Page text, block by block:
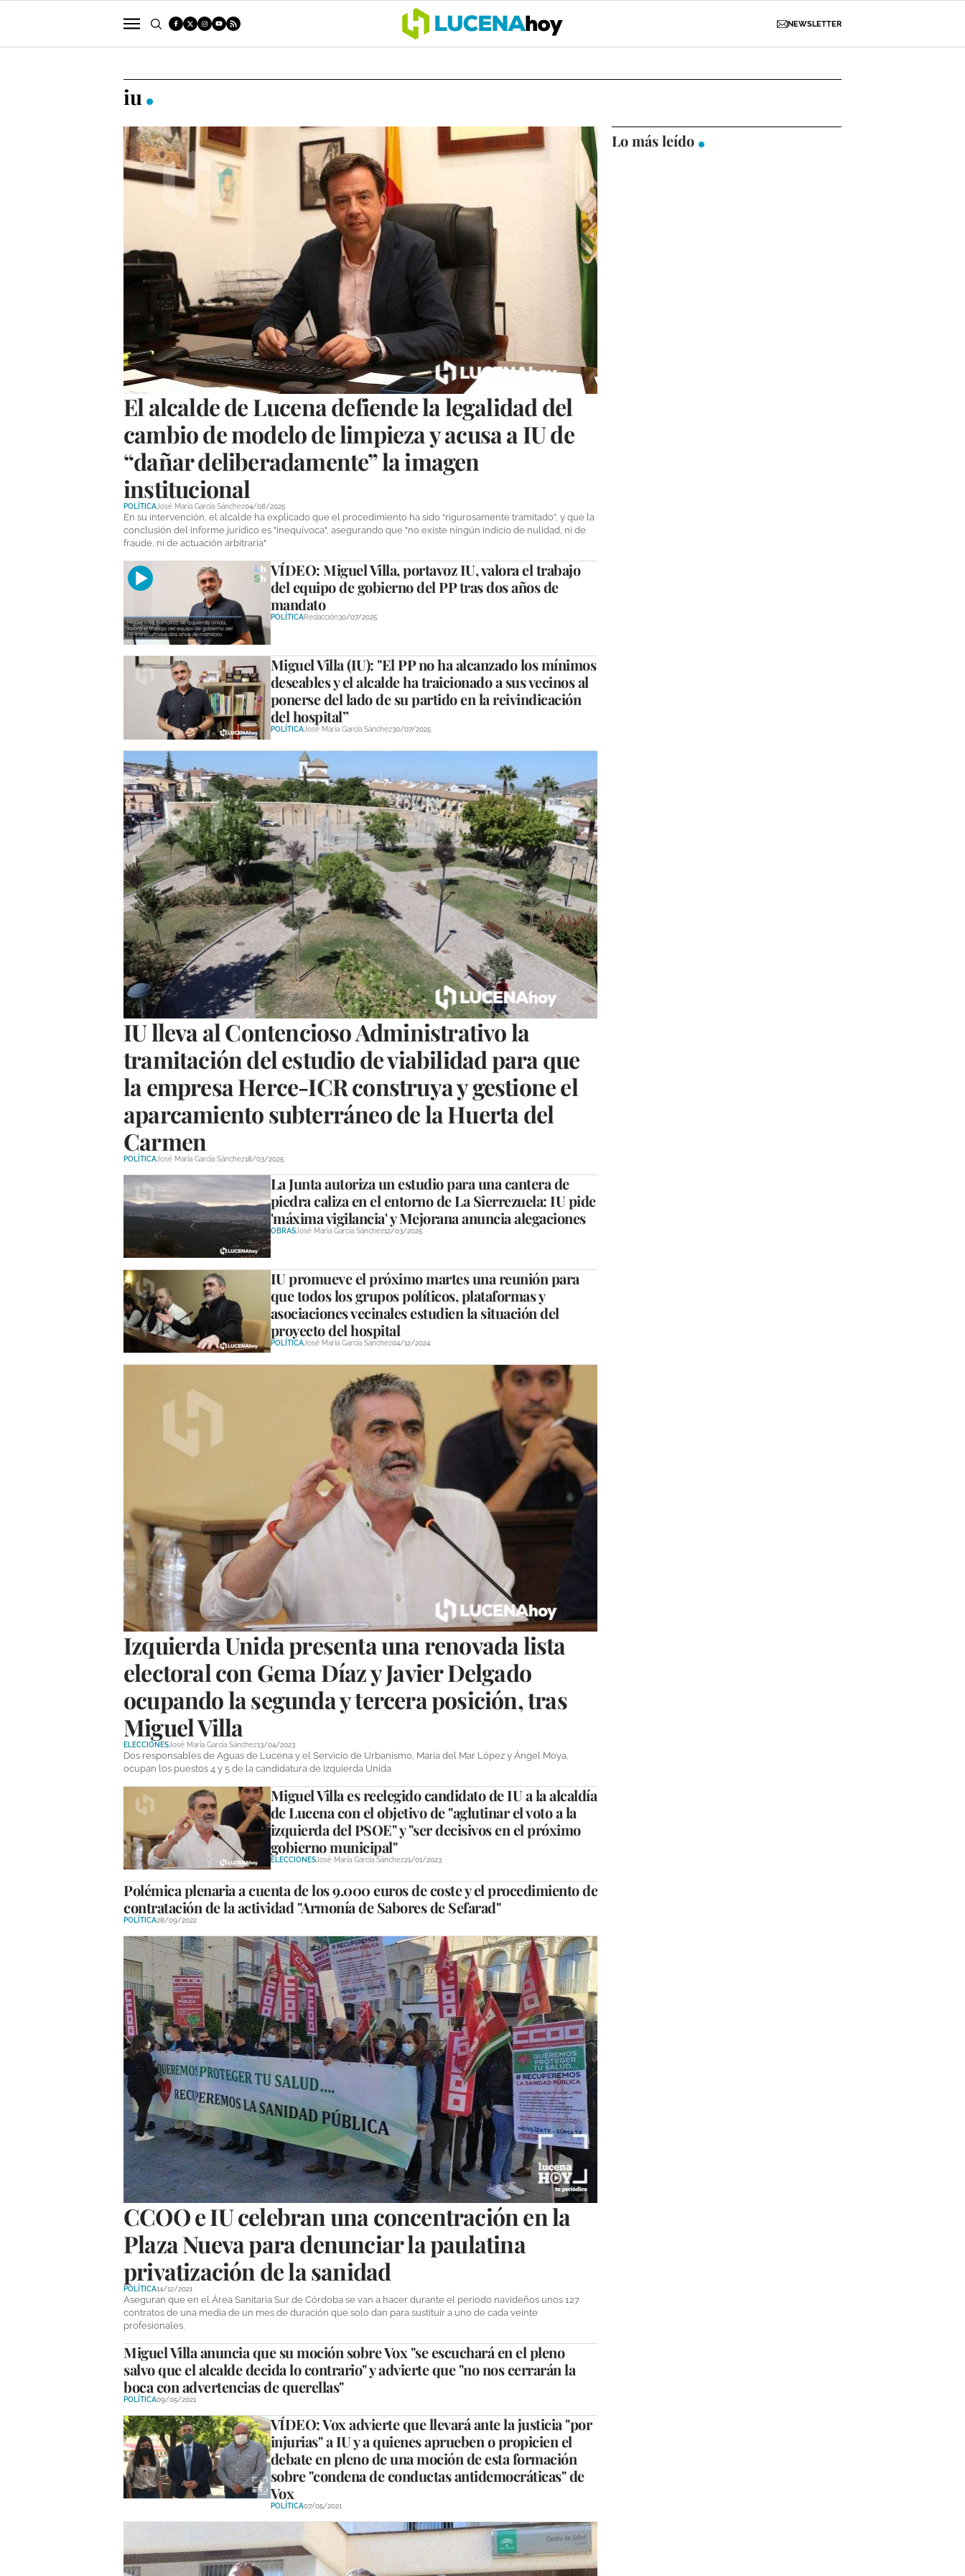
NEWSLETTER
iu
El alcalde de Lucena defiende la legalidad del
cambio de modelo de limpieza y acusa a IU de
“dañar deliberadamente” la imagen
institucional
POLÍTICAJosé María García Sánchez04/08/2025
En su intervención, el alcalde ha explicado que el procedimiento ha sido “rigurosamente tramitado”, y que la
conclusión del informe jurídico es "inequívoca", asegurando que "no existe ningún indicio de nulidad, ni de
fraude, ni de actuación arbitraria"
VÍDEO: Miguel Villa, portavoz IU, valora el trabajo
del equipo de gobierno del PP tras dos años de
mandato
POLÍTICARedacción30/07/2025
Miguel Villa (IU): "El PP no ha alcanzado los mínimos
deseables y el alcalde ha traicionado a sus vecinos al
ponerse del lado de su partido en la reivindicación
del hospital”
POLÍTICAJosé María García Sánchez30/07/2025
IU lleva al Contencioso Administrativo la
tramitación del estudio de viabilidad para que
la empresa Herce-ICR construya y gestione el
aparcamiento subterráneo de la Huerta del
Carmen
POLÍTICA José María García Sánchez18/03/2025
La Junta autoriza un estudio para una cantera de
piedra caliza en el entorno de La Sierrezuela: IU pide
'máxima vigilancia' y Mejorana anuncia alegaciones
OBRASJosé María García Sánchez12/03/2025
IU promueve el próximo martes una reunión para
que todos los grupos políticos, plataformas y
asociaciones vecinales estudien la situación del
proyecto del hospital
POLÍTICAJosé María García Sánchez04/12/2024
Izquierda Unida presenta una renovada lista
electoral con Gema Díaz y Javier Delgado
ocupando la segunda y tercera posición, tras
Miguel Villa
ELECCIONES José María García Sánchez13/04/2023
Dos responsables de Aguas de Lucena y el Servicio de Urbanismo, María del Mar López y Ángel Moya,
ocupan los puestos 4 y 5 de la candidatura de Izquierda Unida
Miguel Villa es reelegido candidato de IU a la alcaldía
de Lucena con el objetivo de "aglutinar el voto a la
izquierda del PSOE" y "ser decisivos en el próximo
gobierno municipal"
ELECCIONESJosé María García Sánchez21/01/2023
Polémica plenaria a cuenta de los 9.000 euros de coste y el procedimiento de
contratación de la actividad "Armonía de Sabores de Sefarad"
POLÍTICA28/09/2022
CCOO e IU celebran una concentración en la
Plaza Nueva para denunciar la paulatina
privatización de la sanidad
POLÍTICA14/12/2021
Aseguran que en el Área Sanitaria Sur de Córdoba se van a hacer durante el periodo navideños unos 127
contratos de una media de un mes de duración que solo dan para sustituir a uno de cada veinte
profesionales.
Miguel Villa anuncia que su moción sobre Vox "se escuchará en el pleno
salvo que el alcalde decida lo contrario" y advierte que "no nos cerrarán la
boca con advertencias de querellas"
POLÍTICA09/05/2021
VÍDEO: Vox advierte que llevará ante la justicia "por
injurias" a IU y a quienes aprueben o propicien el
debate en pleno de una moción de esta formación
sobre "condena de conductas antidemocráticas" de
Vox
POLÍTICA07/05/2021
Lo más leído